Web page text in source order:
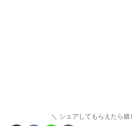
シェアしてもらえたら嬉